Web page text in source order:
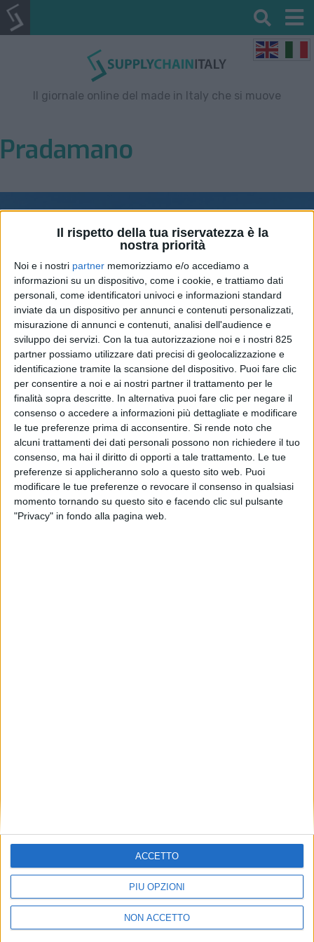
Il rispetto della tua riservatezza è la
nostra priorità
Noi e i nostri partner memorizziamo e/o accediamo a
informazioni su un dispositivo, come i cookie, e trattiamo dati
personali, come identificatori univoci e informazioni standard
inviate da un dispositivo per annunci e contenuti personalizzati,
misurazione di annunci e contenuti, analisi dell'audience e
sviluppo dei servizi. Con la tua autorizzazione noi e i nostri 825
partner possiamo utilizzare dati precisi di geolocalizzazione e
identificazione tramite la scansione del dispositivo. Puoi fare clic
per consentire a noi e ai nostri partner il trattamento per le
finalità sopra descritte. In alternativa puoi fare clic per negare il
consenso o accedere a informazioni più dettagliate e modificare
le tue preferenze prima di acconsentire. Si rende noto che
alcuni trattamenti dei dati personali possono non richiedere il tuo
consenso, ma hai il diritto di opporti a tale trattamento. Le tue
preferenze si applicheranno solo a questo sito web. Puoi
modificare le tue preferenze o revocare il consenso in qualsiasi
momento tornando su questo sito e facendo clic sul pulsante
"Privacy" in fondo alla pagina web.
PIÙ OPZIONI
NON ACCETTO
ACCETTO
Il giornale online del made in Italy che si muove
Pradamano
Ceccarelli prepara un
magazzino a Pradamano e
guarda al vino
LE ALTRE NEWS 14 FEBBRAIO 2022